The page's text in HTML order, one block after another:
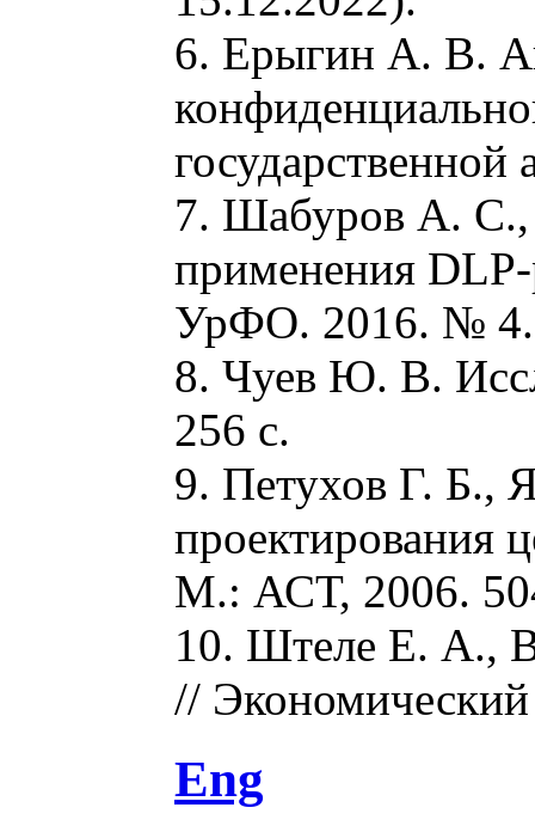
6. Ерыгин А. В.
7. Шабуров А. С.,
применения
УрФО. 2016. № 4.
8. Чуев Ю. В.
256 с.
9. Петухов Г. Б.,
проектирования
М.: АСТ, 2006.
10. Штеле Е. А.,
//
Eng